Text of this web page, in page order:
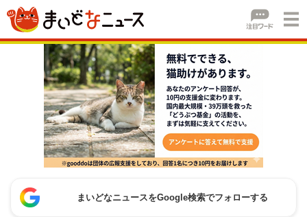
まいどなニュースをGoogle検索でフォローする